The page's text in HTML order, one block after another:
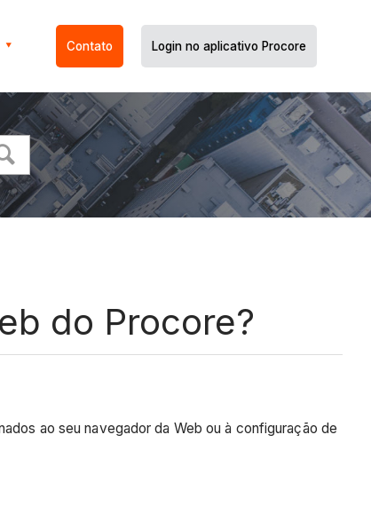
Contato Login no aplicativo Procore
do Procore?
ao seu navegador da Web ou à configuração de